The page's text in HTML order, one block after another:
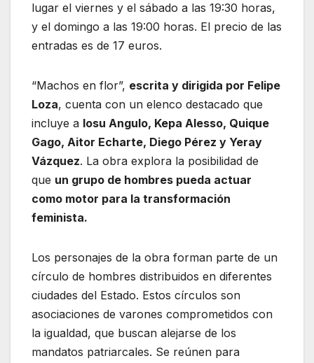
lugar el viernes y el sábado a las 19:30 horas,
y el domingo a las 19:00 horas. El precio de las
entradas es de 17 euros.
“Machos en flor”, escrita y dirigida por Felipe
Loza, cuenta con un elenco destacado que
incluye a Iosu Angulo, Kepa Alesso, Quique
Gago, Aitor Echarte, Diego Pérez y Yeray
Vázquez. La obra explora la posibilidad de
que un grupo de hombres pueda actuar
como motor para la transformación
feminista.
Los personajes de la obra forman parte de un
círculo de hombres distribuidos en diferentes
ciudades del Estado. Estos círculos son
asociaciones de varones comprometidos con
la igualdad, que buscan alejarse de los
mandatos patriarcales. Se reúnen para